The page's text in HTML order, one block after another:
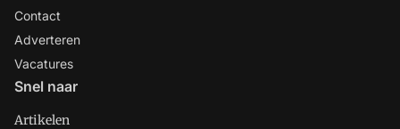
Contact
Adverteren
Vacatures
Snel naar
Artikelen